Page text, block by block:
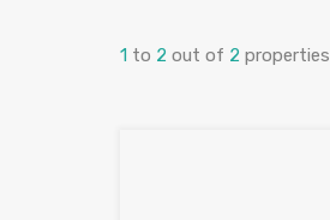
1 to 2 out of 2 properties